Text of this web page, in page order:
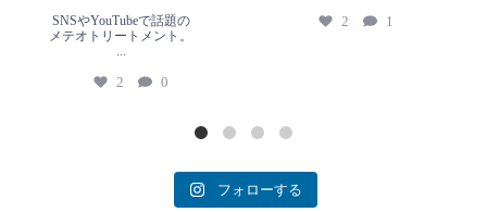
SNSやYouTubeで話題の
メテオトリートメント。
...
2 0
2 1
フォローする